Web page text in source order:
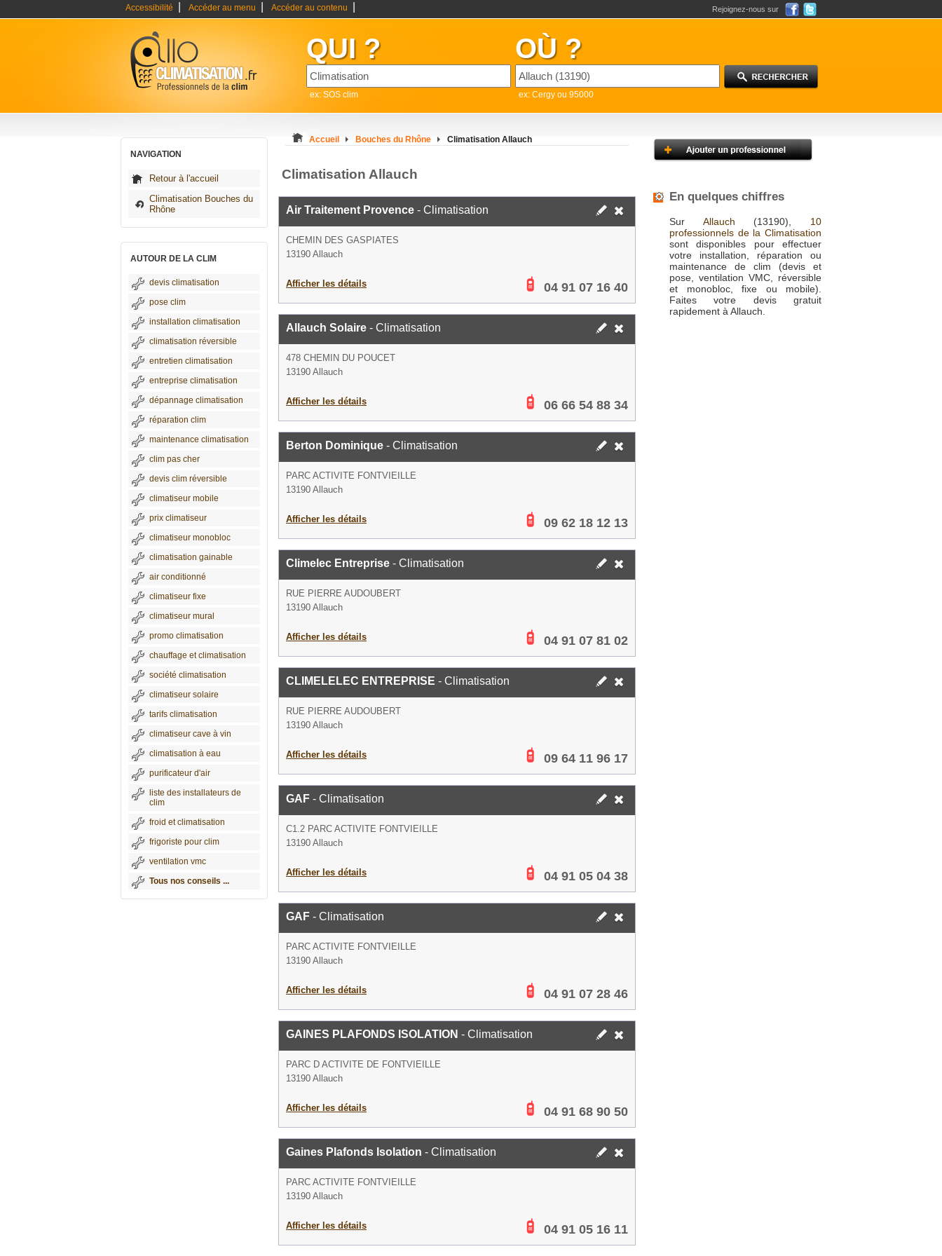
Accessibilité Accéder au menu Accéder au contenu Rejoignez-nous sur
QUI ?
ex: SOS clim
OÙ ?
ex: Cergy ou 95000
NAVIGATION
Retour à l'accueil
Climatisation Bouches du
Rhône
AUTOUR DE LA CLIM
devis climatisation
pose clim
installation climatisation
climatisation réversible
entretien climatisation
entreprise climatisation
dépannage climatisation
réparation clim
maintenance climatisation
clim pas cher
devis clim réversible
climatiseur mobile
prix climatiseur
climatiseur monobloc
climatisation gainable
air conditionné
climatiseur fixe
climatiseur mural
promo climatisation
chauffage et climatisation
société climatisation
climatiseur solaire
tarifs climatisation
climatiseur cave à vin
climatisation à eau
purificateur d'air
liste des installateurs de
clim
froid et climatisation
frigoriste pour clim
ventilation vmc
Tous nos conseils ...
Accueil Bouches du Rhône Climatisation Allauch
Climatisation Allauch
Air Traitement Provence - Climatisation
CHEMIN DES GASPIATES
13190 Allauch
Afficher les détails 04 91 07 16 40
Allauch Solaire - Climatisation
478 CHEMIN DU POUCET
13190 Allauch
Afficher les détails 06 66 54 88 34
Berton Dominique - Climatisation
PARC ACTIVITE FONTVIEILLE
13190 Allauch
Afficher les détails 09 62 18 12 13
Climelec Entreprise - Climatisation
RUE PIERRE AUDOUBERT
13190 Allauch
Afficher les détails 04 91 07 81 02
CLIMELELEC ENTREPRISE - Climatisation
RUE PIERRE AUDOUBERT
13190 Allauch
Afficher les détails 09 64 11 96 17
GAF - Climatisation
C1.2 PARC ACTIVITE FONTVIEILLE
13190 Allauch
Afficher les détails 04 91 05 04 38
GAF - Climatisation
PARC ACTIVITE FONTVIEILLE
13190 Allauch
Afficher les détails 04 91 07 28 46
GAINES PLAFONDS ISOLATION - Climatisation
PARC D ACTIVITE DE FONTVIEILLE
13190 Allauch
Afficher les détails 04 91 68 90 50
Gaines Plafonds Isolation - Climatisation
PARC ACTIVITE FONTVIEILLE
13190 Allauch
Afficher les détails 04 91 05 16 11
En quelques chiffres
Sur Allauch (13190), 10
professionnels de la Climatisation
sont disponibles pour effectuer
votre installation, réparation ou
maintenance de clim (devis et
pose, ventilation VMC, réversible
et monobloc, fixe ou mobile).
Faites votre devis gratuit
rapidement à Allauch.